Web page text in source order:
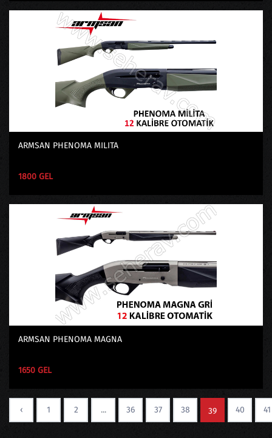
ARMSAN PHENOMA MILITA
1800 GEL
ARMSAN PHENOMA MAGNA
1650 GEL
‹ 1 2 ... 36 37 38 39 40 41